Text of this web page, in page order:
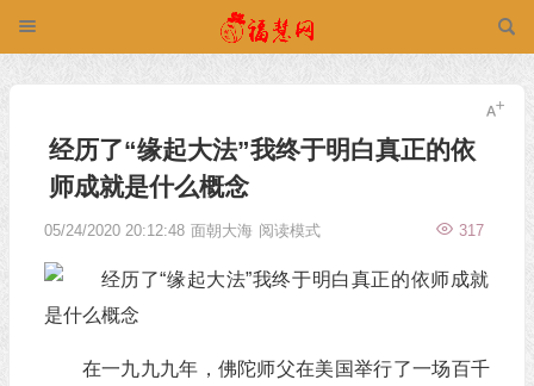
经历了“缘起大法”我终于明白真正的依
师成就是什么概念
05/24/2020 20:12:48 面朝大海 317
阅读模式
在一九九九年，佛陀师父在美国举行了一场百千